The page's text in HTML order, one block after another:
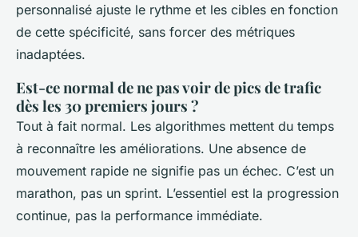
personnalisé ajuste le rythme et les cibles en fonction
de cette spécificité, sans forcer des métriques
inadaptées.
Est-ce normal de ne pas voir de pics de trafic
dès les 30 premiers jours ?
Tout à fait normal. Les algorithmes mettent du temps
à reconnaître les améliorations. Une absence de
mouvement rapide ne signifie pas un échec. C’est un
marathon, pas un sprint. L’essentiel est la progression
continue, pas la performance immédiate.